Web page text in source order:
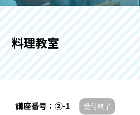
料理教室
講座番号：②-1 受付終了